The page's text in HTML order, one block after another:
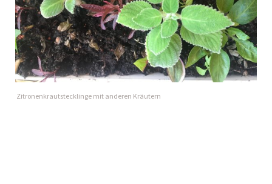
Zitronenkrautstecklinge mit anderen Kräutern